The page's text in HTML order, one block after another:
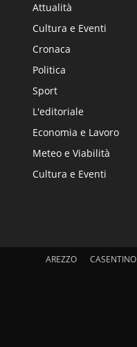
Attualità
Cultura e Eventi
Cronaca
Politica
Sport
L'editoriale
Economia e Lavoro
Meteo e Viabilità
Cultura e Eventi
AREZZO CASENTINO